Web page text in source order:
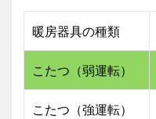
失敗
しな
い
「ヒ
と
暖房器具の種類
こたつ（弱運転）
こたつ（強運転）